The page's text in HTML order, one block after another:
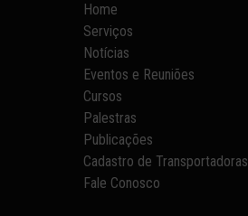
Home
Serviços
Notícias
Eventos e Reuniões
Cursos
Palestras
Publicações
Cadastro de Transportadoras
Fale Conosco